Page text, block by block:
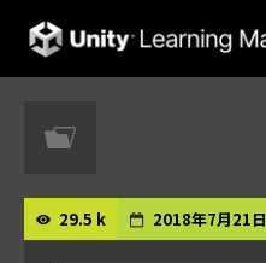
Unity Learning Materials
29.5 k 2018年7月21日